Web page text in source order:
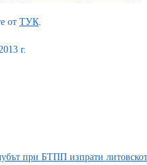
от ТУК.
г.
при БТПП изпрати